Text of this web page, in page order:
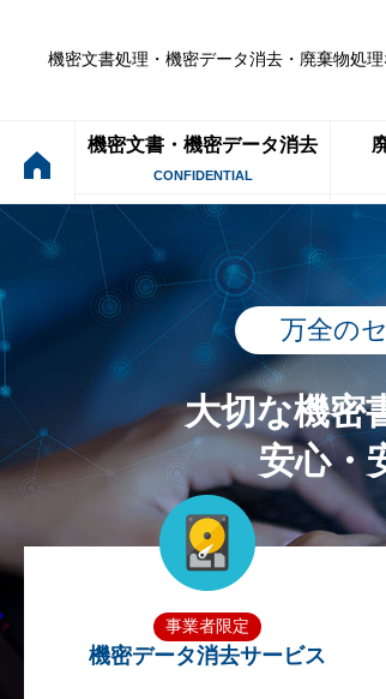
機密文書処理・機密データ消去・廃棄物処
機密文書・機密データ消去
CONFIDENTIAL
万全の
大切な機密
安心・
事業者限定
機密データ消去サービス